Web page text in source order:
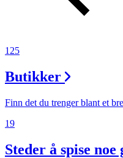
125
Butikker
Finn det du trenger blant et
19
Steder å spise noe